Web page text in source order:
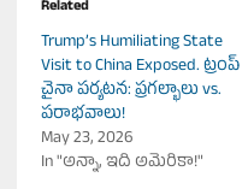
Related
Trump’s Humiliating State
Visit to China Exposed. ట్రంప్
చైనా పర్యటన: ప్రగల్భాలు vs.
పరాభవాలు!
May 23, 2026
In "అన్నా, ఇది అమెరికా!"